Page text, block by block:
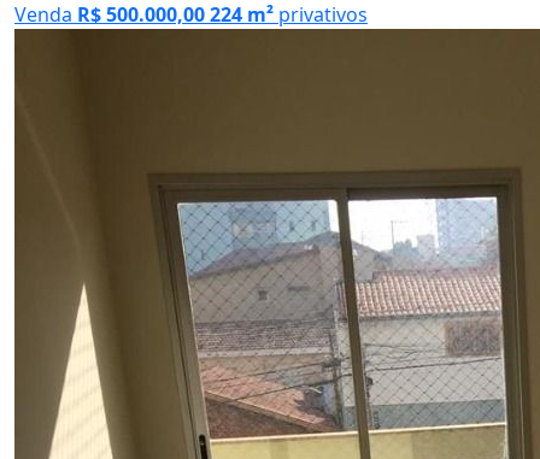
Venda R$ 500.000,00224 m² privativos